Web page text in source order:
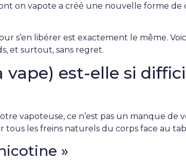
on vapote a créé une nouvelle forme de
s’en libérer est exactement le même.
et surtout, sans regret.
est-elle si
vapoteuse, ce n’est pas un manque de
les freins naturels du corps face au
»